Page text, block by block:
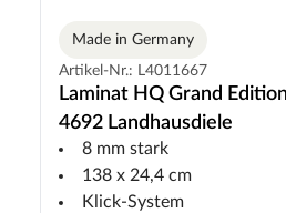
Made in Germany
Artikel-Nr.: L4011667
Laminat HQ Grand
4692 Landhausdiele
8 mm stark
138 x 24,4 cm
Klick-System